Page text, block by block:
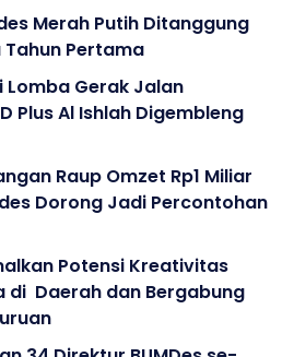
Merah Putih Ditanggung
Tahun Pertama
Lomba Gerak Jalan
Plus Al Ishlah Digembleng
Raup Omzet Rp1 Miliar
Dorong Jadi Percontohan
Potensi Kreativitas
di Daerah dan Bergabung